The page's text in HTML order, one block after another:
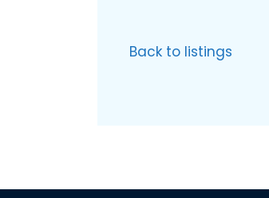
Back to listings